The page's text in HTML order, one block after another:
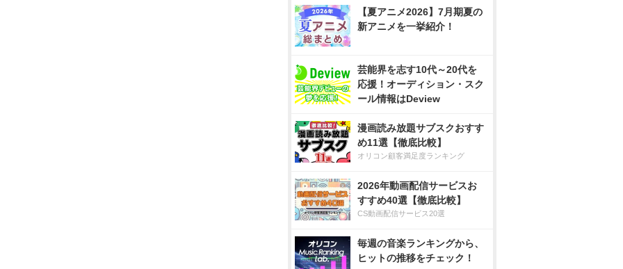
【夏アニメ2026】7月期夏の
新アニメを一挙紹介！
芸能界を志す10代～20代を
応援！オーディション・スク
ール情報はDeview
漫画読み放題サブスクおすす
め11選【徹底比較】
オリコン顧客満足度ランキング
2026年動画配信サービスお
すすめ40選【徹底比較】
CS動画配信サービス20選
毎週の音楽ランキングから、
ヒットの推移をチェック！